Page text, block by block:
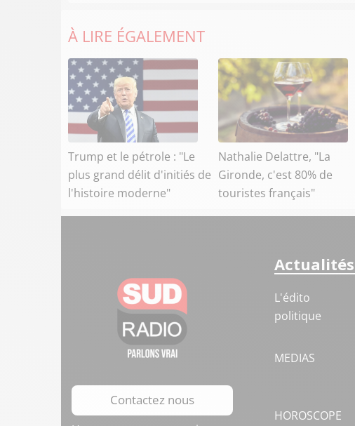
À LIRE ÉGALEMENT
Trump et le pétrole : "Le
plus grand délit d'initiés de
l'histoire moderne"
Nathalie Delattre, "La
Gironde, c'est 80% de
touristes français"
Contactez nous
Actualités
L'édito
politique
MEDIAS
HOROSCOPE